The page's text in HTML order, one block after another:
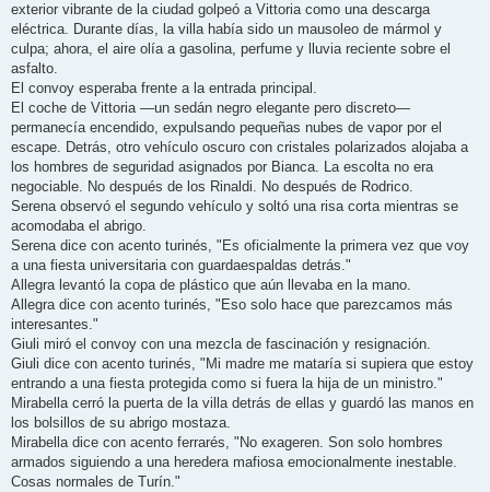
exterior vibrante de la ciudad golpeó a Vittoria como una descarga
eléctrica. Durante días, la villa había sido un mausoleo de mármol y
culpa; ahora, el aire olía a gasolina, perfume y lluvia reciente sobre el
asfalto.
El convoy esperaba frente a la entrada principal.
El coche de Vittoria —un sedán negro elegante pero discreto—
permanecía encendido, expulsando pequeñas nubes de vapor por el
escape. Detrás, otro vehículo oscuro con cristales polarizados alojaba a
los hombres de seguridad asignados por Bianca. La escolta no era
negociable. No después de los Rinaldi. No después de Rodrico.
Serena observó el segundo vehículo y soltó una risa corta mientras se
acomodaba el abrigo.
Serena dice con acento turinés, "Es oficialmente la primera vez que voy
a una fiesta universitaria con guardaespaldas detrás."
Allegra levantó la copa de plástico que aún llevaba en la mano.
Allegra dice con acento turinés, "Eso solo hace que parezcamos más
interesantes."
Giuli miró el convoy con una mezcla de fascinación y resignación.
Giuli dice con acento turinés, "Mi madre me mataría si supiera que estoy
entrando a una fiesta protegida como si fuera la hija de un ministro."
Mirabella cerró la puerta de la villa detrás de ellas y guardó las manos en
los bolsillos de su abrigo mostaza.
Mirabella dice con acento ferrarés, "No exageren. Son solo hombres
armados siguiendo a una heredera mafiosa emocionalmente inestable.
Cosas normales de Turín."